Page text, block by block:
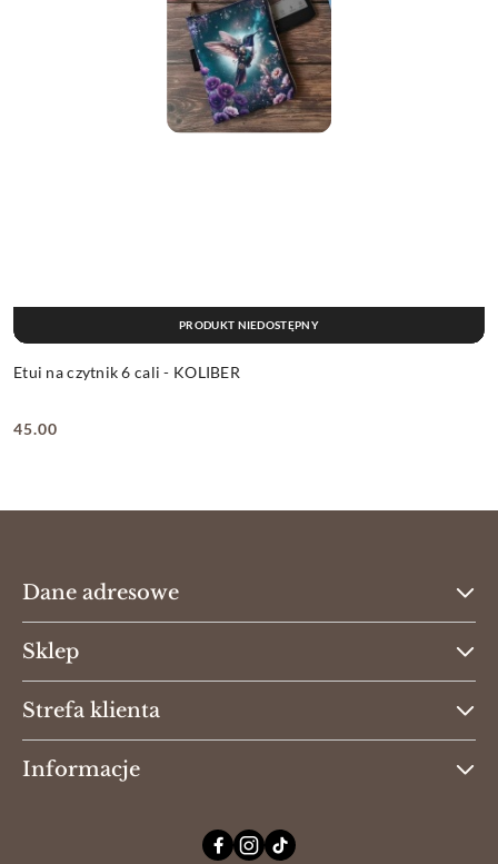
Etui na czytnik 6 cali - KOLIBER
Cena:
45.00
PRODUKT NIEDOSTĘPNY
Dane adresowe
Sklep
Strefa klienta
Informacje